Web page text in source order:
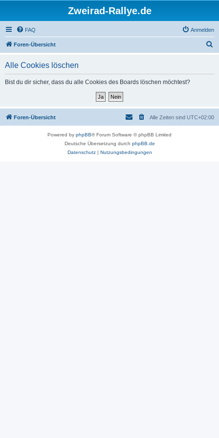
Zweirad-Rallye.de
FAQ Anmelden
Foren-Übersicht
Alle Cookies löschen
Bist du dir sicher, dass du alle Cookies des Boards löschen möchtest?
Foren-Übersicht Alle Zeiten sind UTC+02:00
Powered by phpBB® Forum Software © phpBB Limited
Deutsche Übersetzung durch phpBB.de
Datenschutz| Nutzungsbedingungen